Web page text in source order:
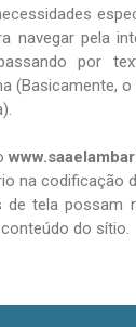
navegar pela
por
(Basicamente,
na codificação
tela possam
do sítio.